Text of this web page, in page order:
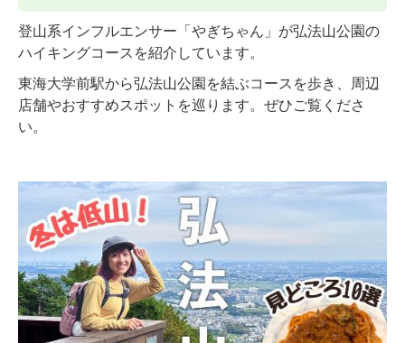
登山系インフルエンサー「やぎちゃん」が弘法山公園の
ハイキングコースを紹介しています。
東海大学前駅から弘法山公園を結ぶコースを歩き、周辺
店舗やおすすめスポットを巡ります。ぜひご覧くださ
い。